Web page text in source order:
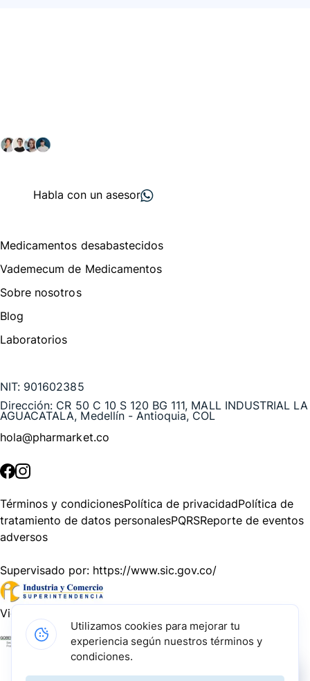
Habla con un asesor
Medicamentos desabastecidos
Vademecum de Medicamentos
Sobre nosotros
Blog
Laboratorios
NIT: 901602385
Dirección: CR 50 C 10 S 120 BG 111, MALL INDUSTRIAL LA
AGUACATALA, Medellín - Antioquia, COL
hola@pharmarket.co
Términos y condicionesPolítica de privacidadPolítica de
tratamiento de datos personalesPQRSReporte de eventos
adversos
Supervisado por: https://www.sic.gov.co/
Vigilado por:
Gracias a nuestros impulsadores, podemos presentarte la
solución tecnológica más avanzada para resolver los
Utilizamos cookies para mejorar tu
experiencia según nuestros términos y
condiciones.